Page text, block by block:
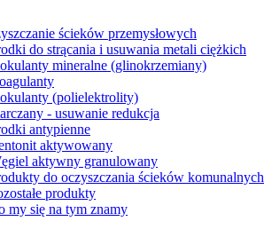
ścieków przemysłowych
do strącania i usuwania metali ciężkich
mineralne (glinokrzemiany)
(polielektrolity)
- usuwanie redukcja
antypienne
aktywowany
aktywny granulowany
do oczyszczania ścieków komunalnych
produkty
my się na tym znamy